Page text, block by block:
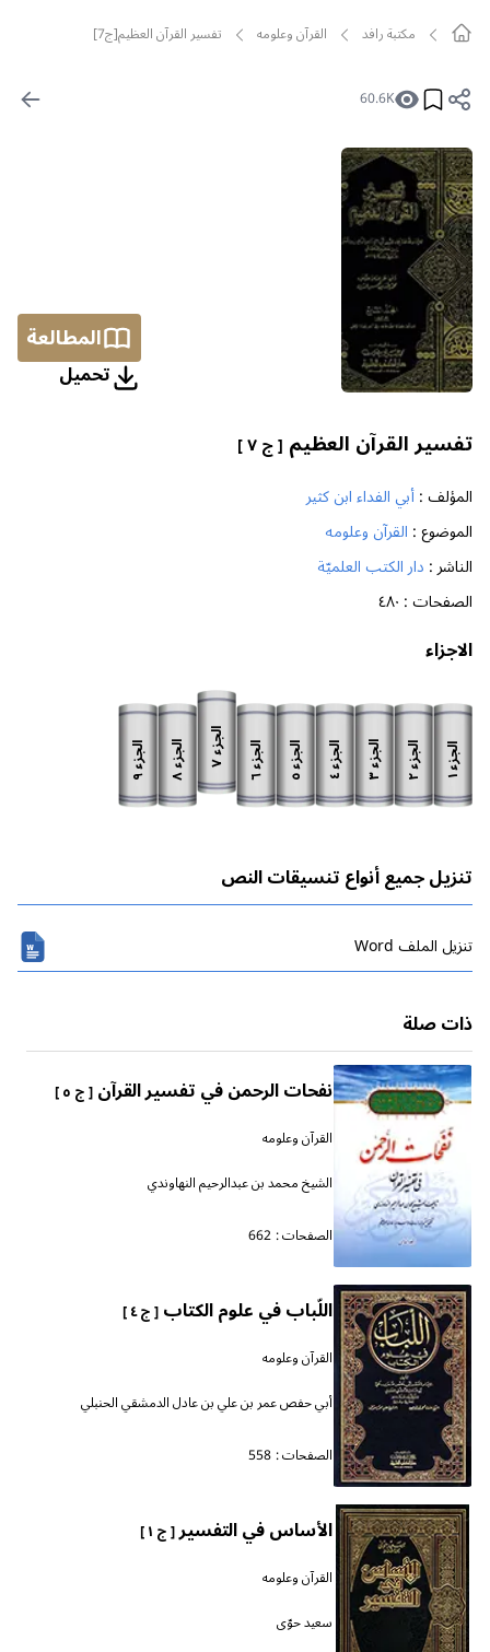
مکتبة رافد القرآن وعلومه تفسير القرآن العظيم[ج7]
60.6K
المطالعة
تحمیل
تفسير القرآن العظيم [ ج ٧ ]
المؤلف :أبي الفداء ابن كثير
الموضوع : القرآن وعلومه
الناشر : دار الكتب العلميّة
الصفحات : ٤٨٠
الاجزاء
الجزء
١
الجزء
٢
الجزء
٣
الجزء
٤
الجزء
٥
الجزء
٦
الجزء
٧ الجزء
٨
الجزء
٩
تنزيل جميع أنواع تنسيقات النص
تنزیل الملف Word
ذات صلة
نفحات الرحمن في تفسير القرآن[ ج ٥ ]
القرآن وعلومه
الشيخ محمد بن عبدالرحيم النهاوندي
الصفحات : 662
اللّباب في علوم الكتاب[ ج ٤ ]
القرآن وعلومه
أبي حفص عمر بن علي بن عادل الدمشقي الحنبلي
الصفحات : 558
الأساس في التفسير[ ج ١ ]
القرآن وعلومه
سعيد حوّى